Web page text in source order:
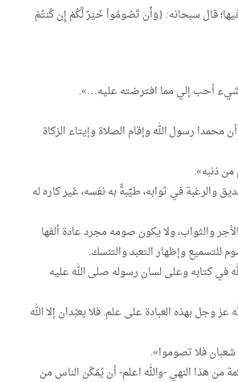
قال سبحانه: {وَأَن تَصُومُواْ خَيْرٌ لَّكُمْ إِن كُنتُمْ
أحب إلي مما افترضته عليه…».
رسول الله وإقام الصلاة وإيتاء الزكاة
ذنبه».
والرغبة في ثوابه، طيِّبةً به نفسه، غير كاره له
والثواب، ولا يكون صومه مجرد عادة ألفها
وإظهار التعبد والتنسك.
في كتابه وعلى لسان رسوله صلى الله عليه
وجل بهذه العبادة على علم. فلا يعبُدان إلا الله
فلا تصوموا».
هذا النهي -والله اعلم- أن يُمَكّن الناس من